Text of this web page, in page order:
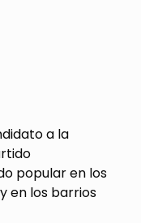
a la
popular en los
en los barrios